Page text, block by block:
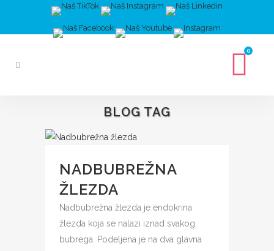
0
BLOG TAG
NADBUBREŽNA
ŽLEZDA
Nadbubrežna žlezda je endokrina
žlezda koja se nalazi iznad svakog
bubrega. Podeljena je na dva glavna